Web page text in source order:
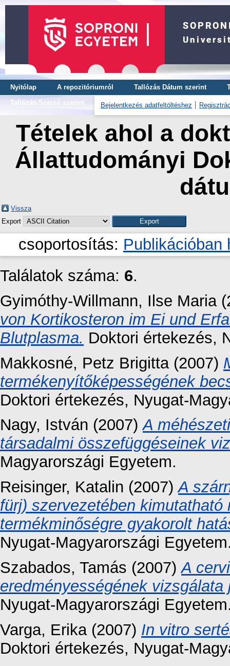
Nyitólap A repozitóriumról Tallózás Dátum szerint
Tallózás Szerző szerint
Bejelentkezés adatfeltöltéshez
Tételek ahol a
Állattudományi
Vissza
Export
csoportosítás:
Találatok száma: 6.
Gyimóthy-Willmann, Ilse Maria
von Kortikosteron im Ei und
Blutplasma. Doktori értekezés,
Makkosné, Petz Brigitta(2007)
termékenyítőképességének
Doktori értekezés, Nyugat-
Nagy, István (2007)A
társadalmi összefüggéseinek
Magyarországi Egyetem.
Reisinger, Katalin (2007)A
fürj) szervezetében
termékminőségre gyakorolt
Nyugat-Magyarországi
Szabados, Tamás (2007)A
eredményességének vizsgálata
Nyugat-Magyarországi
Varga, Erika(2007) In vitro
Doktori értekezés, Nyugat-